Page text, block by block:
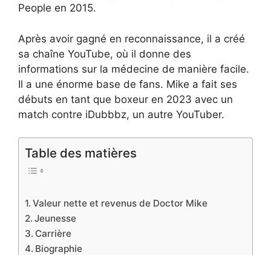
People en 2015.
Après avoir gagné en reconnaissance, il a créé
sa chaîne YouTube, où il donne des
informations sur la médecine de manière facile.
Il a une énorme base de fans. Mike a fait ses
débuts en tant que boxeur en 2023 avec un
match contre iDubbbz, un autre YouTuber.
Table des matières
Valeur nette et revenus de Doctor Mike
Jeunesse
Carrière
Biographie